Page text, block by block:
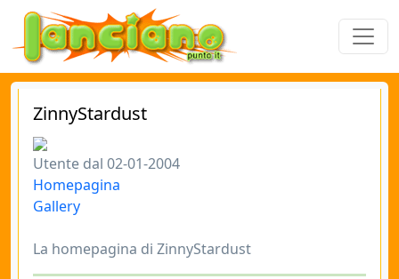
ZinnyStardust
Utente dal 02-01-2004
Homepagina
Gallery
La homepagina di ZinnyStardust